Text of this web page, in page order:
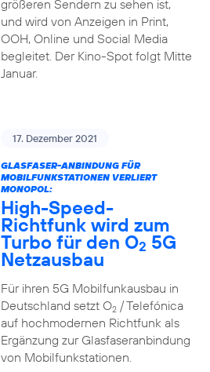
größeren Sendern zu sehen ist,
und wird von Anzeigen in Print,
OOH, Online und Social Media
begleitet. Der Kino-Spot folgt Mitte
Januar.
17. Dezember 2021
GLASFASER-ANBINDUNG FÜR
MOBILFUNKSTATIONEN VERLIERT
MONOPOL:
High-Speed-
Richtfunk wird zum
Turbo für den O2 5G
Netzausbau
Für ihren 5G Mobilfunkausbau in
Deutschland setzt O2/ Telefónica
auf hochmodernen Richtfunk als
Ergänzung zur Glasfaseranbindung
von Mobilfunkstationen.